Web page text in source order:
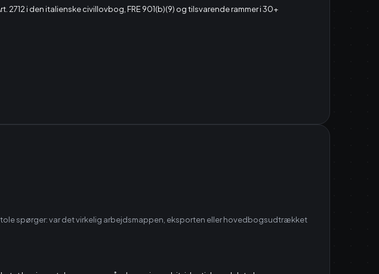
2712 i den italienske civillovbog, FRE 901(b)(9) og tilsvarende rammer i 30+
spørger: var det virkelig arbejdsmappen, eksporten eller hovedbogsudtrækket